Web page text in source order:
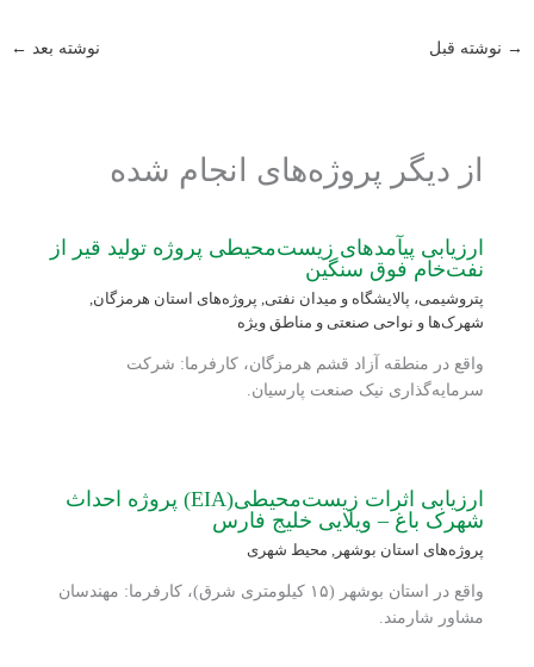
→ نوشته قبل نوشته بعد ←
از دیگر پروژه‌های انجام شده
ارزیابی پی‏آمدهای زیست‌محیطی پروژه تولید قیر از
نفت‌خام فوق سنگین
پتروشیمی، پالایشگاه و میدان نفتی, پروژه‌های استان هرمزگان,
شهرک‌ها و نواحی صنعتی و مناطق ویژه
واقع در منطقه آزاد قشم هرمزگان، کارفرما: شرکت
سرمایه‌گذاری نیک صنعت پارسیان.
ارزیابی اثرات زیست‌محیطی(EIA) پروژه احداث
شهرک باغ – ویلایی خلیج فارس
پروژه‌های استان بوشهر , محیط شهری
واقع در استان بوشهر (۱۵ کیلومتری شرق)، کارفرما: مهندسان
مشاور شارمند.